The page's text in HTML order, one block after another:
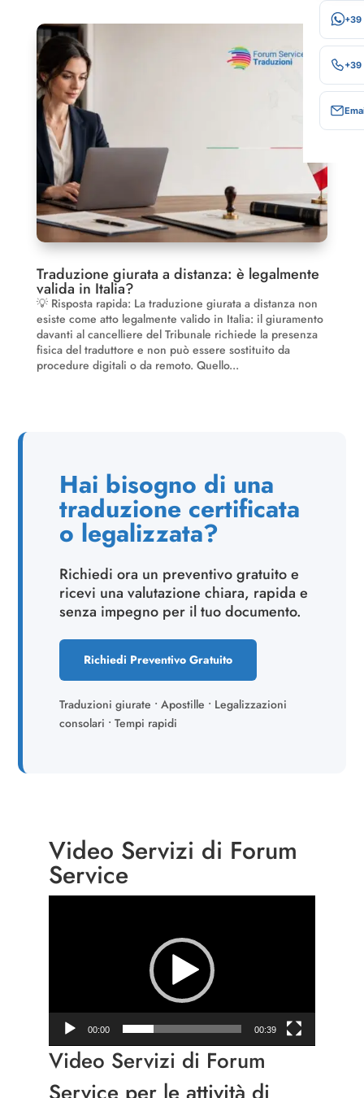
+39
Traduzione giurata a distanza: è legalmente
valida in Italia?
💡 Risposta rapida: La traduzione giurata a distanza non
esiste come atto legalmente valido in Italia: il giuramento
davanti al cancelliere del Tribunale richiede la presenza
fisica del traduttore e non può essere sostituito da
procedure digitali o da remoto. Quello...
Hai bisogno di una
traduzione certificata
o legalizzata?
Richiedi ora un preventivo gratuito e
ricevi una valutazione chiara, rapida e
senza impegno per il tuo documento.
Richiedi Preventivo Gratuito
Traduzioni giurate • Apostille • Legalizzazioni
consolari • Tempi rapidi
Video Servizi di Forum
Service
00:00 00:39
Video Servizi di Forum